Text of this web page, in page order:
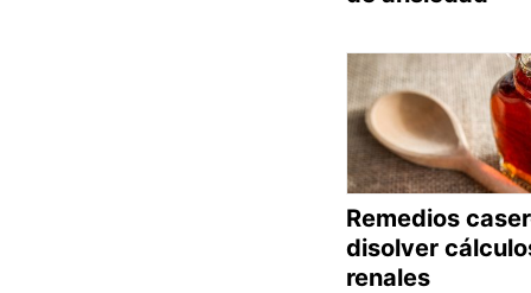
Remedios
disolver
renales